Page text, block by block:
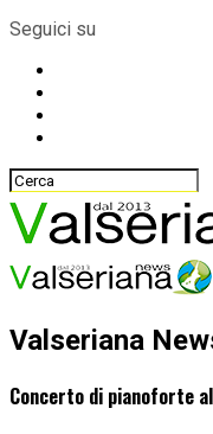
Seguici su
Valseriana
Concerto di pianoforte